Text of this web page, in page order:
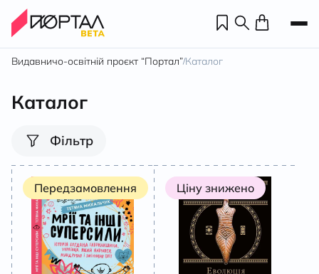
Видавничо-освітній проєкт “Портал”/Каталог
Каталог
Фільтр
Передзамовлення Ціну знижено